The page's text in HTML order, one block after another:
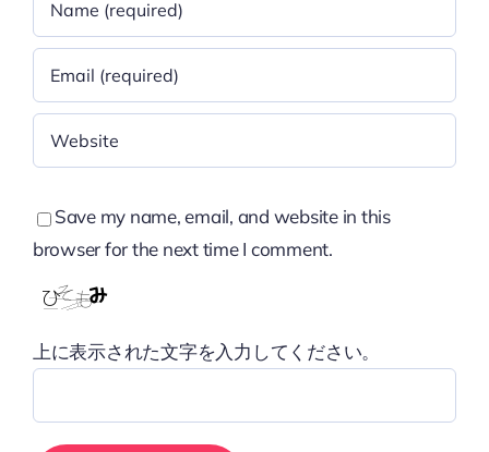
Save my name, email, and website in this
browser for the next time I comment.
上に表示された文字を入力してください。